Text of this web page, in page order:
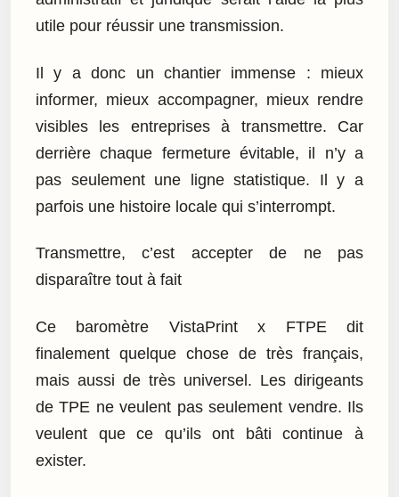
utile pour réussir une transmission.
Il y a donc un chantier immense : mieux
informer, mieux accompagner, mieux rendre
visibles les entreprises à transmettre. Car
derrière chaque fermeture évitable, il n’y a
pas seulement une ligne statistique. Il y a
parfois une histoire locale qui s’interrompt.
Transmettre, c’est accepter de ne pas
disparaître tout à fait
Ce baromètre VistaPrint x FTPE dit
finalement quelque chose de très français,
mais aussi de très universel. Les dirigeants
de TPE ne veulent pas seulement vendre. Ils
veulent que ce qu’ils ont bâti continue à
exister.